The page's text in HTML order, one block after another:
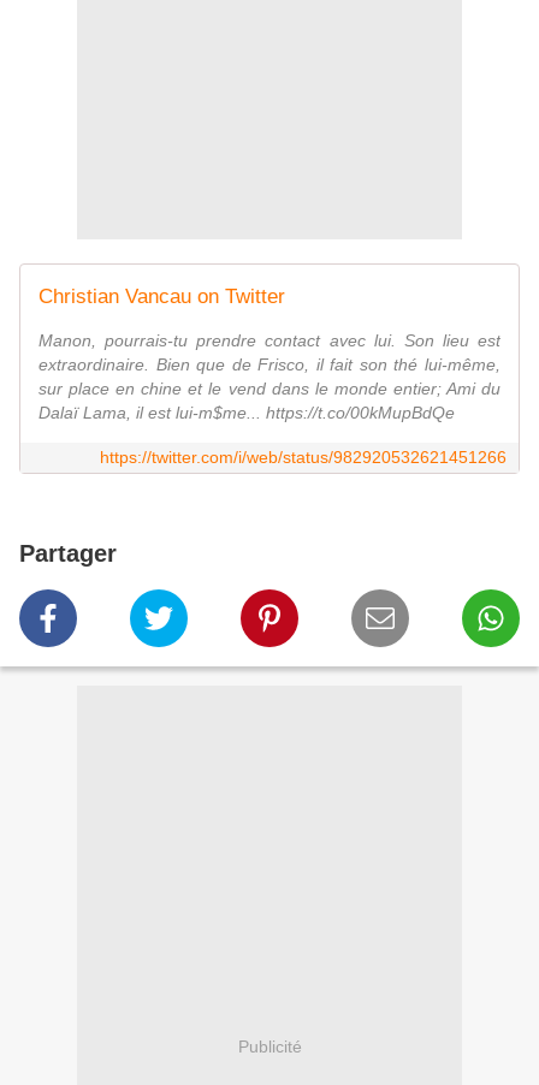
Christian Vancau on Twitter
Manon, pourrais-tu prendre contact avec lui. Son lieu est
extraordinaire. Bien que de Frisco, il fait son thé lui-même,
sur place en chine et le vend dans le monde entier; Ami du
Dalaï Lama, il est lui-m$me... https://t.co/00kMupBdQe
https://twitter.com/i/web/status/982920532621451266
Partager
Publicité